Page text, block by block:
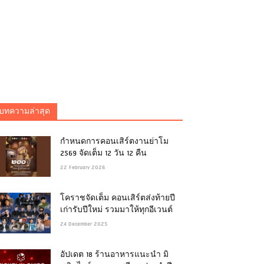
ทความล่าสุด
กำหนดการคอนเสิร์ตงานย่าโม
2569 จัดเต็ม 12 วัน 12 คืน
22 February 2026
โคราชจัดเต็ม คอนเสิร์ตส่งท้ายปี
เก่ารับปีใหม่ รวมมาให้ทุกอีเวนต์
24 December 2025
อัปเดต 18 ร้านอาหารแนะนำ มิ